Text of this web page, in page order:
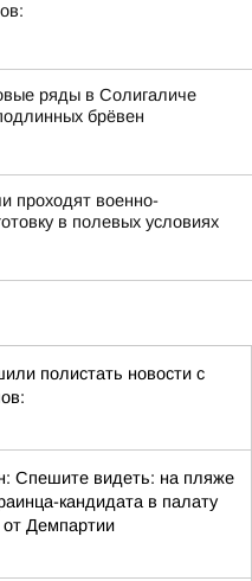
ряды в Солигаличе
брёвен
проходят военно-
в полевых условиях
полистать новости с
Спешите видеть: на пляже
кандидата в палату
от Демпартии